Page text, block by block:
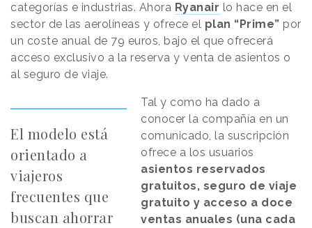
categorías e industrias. Ahora Ryanair lo hace en el
sector de las aerolíneas y ofrece el plan “Prime” por
un coste anual de 79 euros, bajo el que ofrecerá
acceso exclusivo a la reserva y venta de asientos o
al seguro de viaje.
El modelo está
orientado a
viajeros
frecuentes que
buscan ahorrar
Tal y como ha dado a
conocer la compañía en un
comunicado, la suscripción
ofrece a los usuarios
asientos reservados
gratuitos, seguro de viaje
gratuito y acceso a doce
ventas anuales (una cada